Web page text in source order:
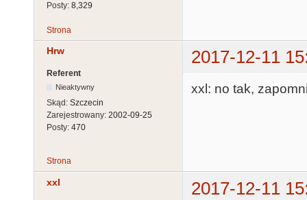
Posty: 8,329
Strona
Hrw 2017-12-11
Referent
Nieaktywny
Skąd: Szczecin
Zarejestrowany: 2002-09-25
Posty: 470
xxl: no tak,
Strona
xxl 2017-12-11